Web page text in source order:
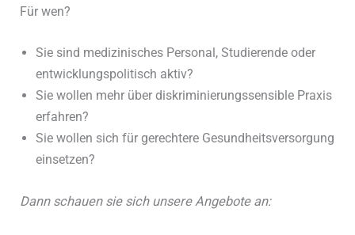
Für wen?
Sie sind medizinisches Personal, Studierende oder
entwicklungspolitisch aktiv?
Sie wollen mehr über diskriminierungssensible Praxis
erfahren?
Sie wollen sich für gerechtere Gesundheitsversorgung
einsetzen?
Dann schauen sie sich unsere Angebote an: